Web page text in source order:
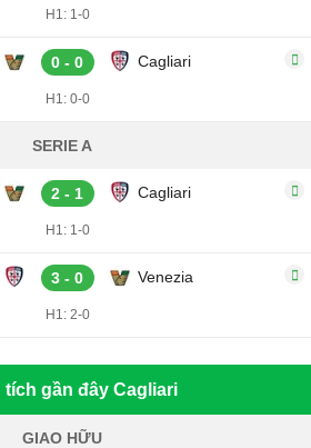
H1: 1-0
0 - 0 Cagliari
H1: 0-0
SERIE A
2 - 1 Cagliari
H1: 1-0
3 - 0 Venezia
H1: 2-0
tích gần đây Cagliari
GIAO HỮU